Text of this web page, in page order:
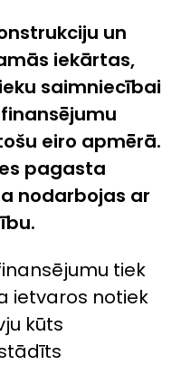
un
iekārtas,
saimniecībai
finansējumu
eiro apmērā.
pagasta
nodarbojas ar
tiek
ietvaros notiek
kūts